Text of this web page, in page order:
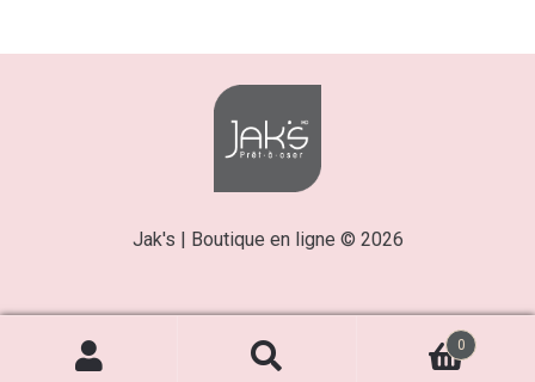
Jak's | Boutique en ligne © 2026
0